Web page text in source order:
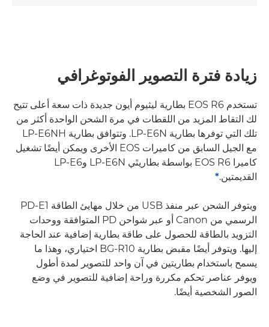
زيادة فترة التصوير الفوتوغرافي
تستخدم EOS R6 بطارية ليثيوم أيون جديدة ذات سعة أعلى تتيح
لك التقاط المزيد من اللقطات في مرة الشحن الواحدة أكثر من
تلك التي توفرها بطارية LP-E6N. وتتوافق بطارية LP-E6NH
مع الجيل السابق من كاميرات EOS الأخرى ويمكن أيضًا تشغيل
كاميرا EOS R6 بواسطة بطاريتَي LP-E6N وLP-E6
القديمتين.*
ويتوفر الشحن عبر منفذ USB من خلال مهايئ الطاقة PD-E1
الرسمي من Canon أو عبر شواحن PD المتوافقة ووحدات
التزويد بالطاقة للحصول على طاقة بطارية إضافية عند الحاجة
إليها. ويتوفر أيضًا مقبض بطارية BG-R10 اختياري، وهذا ما
يسمح باستخدام بطاريتين في آن واحد للتصوير لمدة أطول
ويوفر عناصر تحكم مكررة وراحة إضافية للتصوير في وضع
الصور الشخصية أيضًا.